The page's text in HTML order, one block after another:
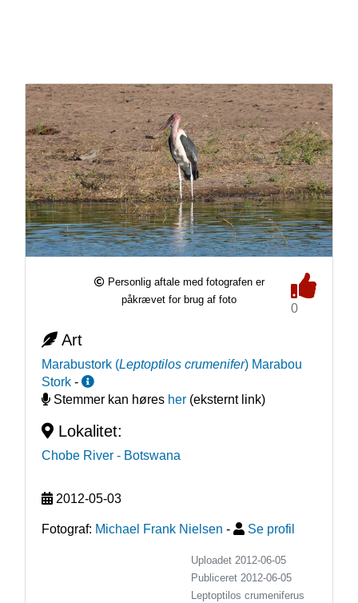
Personlig aftale med fotografen er
påkrævet for brug af foto
0
Art
Marabustork (Leptoptilos crumenifer) Marabou
Stork -
Stemmer kan høres her(eksternt link)
Lokalitet:
Chobe River - Botswana
2012-05-03
Fotograf: Michael Frank Nielsen - Se profil
Uploadet 2012-06-05
Publiceret 2012-06-05
Leptoptilos crumeniferus